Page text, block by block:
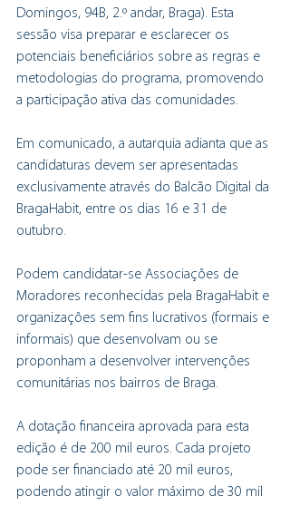
Domingos, 94B, 2.º andar, Braga). Esta
sessão visa preparar e esclarecer os
potenciais beneficiários sobre as regras e
metodologias do programa, promovendo
a participação ativa das comunidades.
Em comunicado, a autarquia adianta que as
candidaturas devem ser apresentadas
exclusivamente através do Balcão Digital da
BragaHabit, entre os dias 16 e 31 de
outubro.
Podem candidatar-se Associações de
Moradores reconhecidas pela BragaHabit e
organizações sem fins lucrativos (formais e
informais) que desenvolvam ou se
proponham a desenvolver intervenções
comunitárias nos bairros de Braga.
A dotação financeira aprovada para esta
edição é de 200 mil euros. Cada projeto
pode ser financiado até 20 mil euros,
podendo atingir o valor máximo de 30 mil